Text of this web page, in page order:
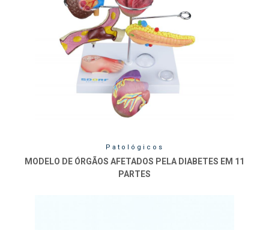
Patológicos
MODELO DE ÓRGÃOS AFETADOS PELA DIABETES EM 11
PARTES